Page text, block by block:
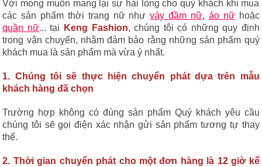
Với mong muốn mang lại sự hài lòng cho quý khách khi mua
các sản phẩm thời trang nữ nhưváy đầm nữ, áo nữhoặc
quần nữ... tại Keng Fashion, chúng tôi có những quy định
trong vận chuyển, nhằm đảm bảo rằng những sản phẩm quý
khách mua là sản phẩm mà vừa ý nhất.
1. Chúng tôi sẽ thực hiện chuyển phát dựa trên mẫu
khách hàng đã chọn
Trường hợp không có đúng sản phẩm Quý khách yêu cầu
chúng tôi sẽ gọi điện xác nhận gửi sản phẩm tương tự thay
thế.
2. Thời gian chuyển phát cho một đơn hàng là 12 giờ kể